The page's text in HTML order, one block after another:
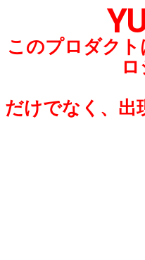
このプロダク
だけでなく、出